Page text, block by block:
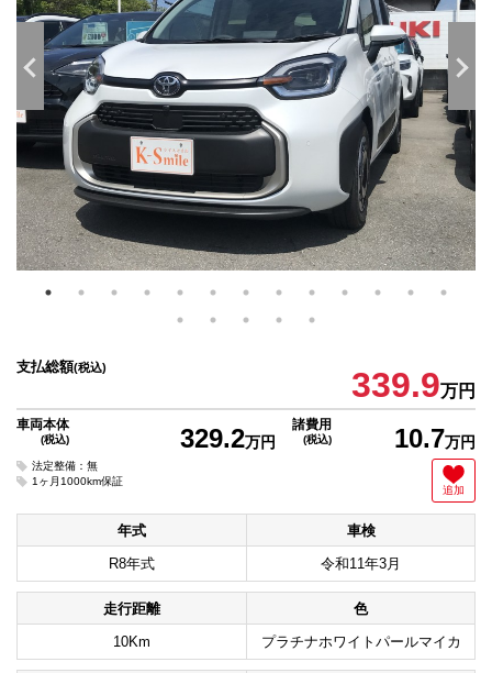
支払総額(税込) 339.9万円
車両本体
(税込) 329.2万円
諸費用
(税込) 10.7万円
法定整備：無
1ヶ月1000km保証
追加
年式
車検
R8年式
令和11年3月
走行距離
色
10Km
プラチナホワイトパールマイカ